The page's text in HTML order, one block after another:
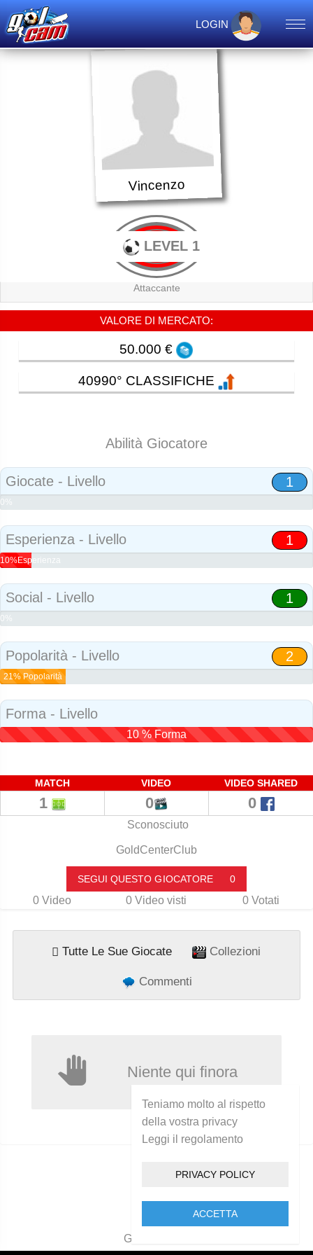
LOGIN
Vincenzo
LEVEL 1
Attaccante
VALORE DI MERCATO:
50.000 €
40990° CLASSIFICHE
Abilità Giocatore
Giocate - Livello 1
0%
Esperienza - Livello 1
10%Esperienza
Social - Livello 1
0%
Popolarità - Livello 2
21% Popolarità
Forma - Livello
10 % Forma
MATCH VIDEO VIDEO SHARED
1 0 0
Sconosciuto
GoldCenterClub
SEGUI QUESTO GIOCATORE 0
0 Video 0 Video visti 0 Votati
Tutte Le Sue Giocate Collezioni
Commenti
Niente qui finora
Teniamo molto al rispetto
della vostra privacy
Leggi il regolamento
PRIVACY POLICY
ACCETTA
Golcam 2021